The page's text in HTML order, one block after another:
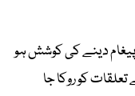
دینے کی کوشش ہو
کو روکا جا